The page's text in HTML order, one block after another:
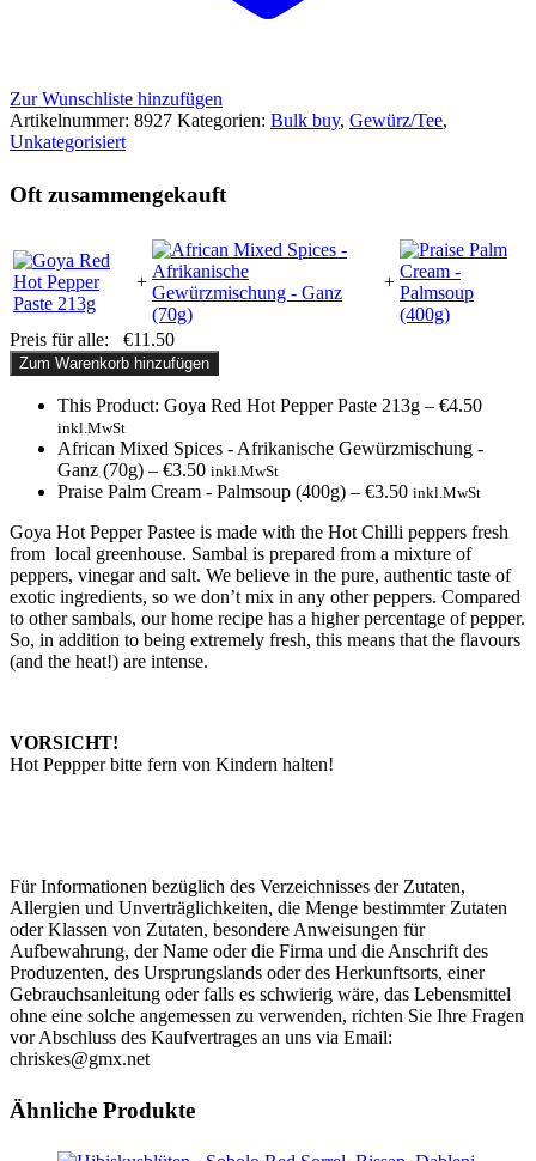
Zur Wunschliste hinzufügen
Artikelnummer: 8927 Kategorien: Bulk buy, Gewürz/Tee,
Unkategorisiert
Oft zusammengekauft
+ +
Preis für alle: €11.50
Zum Warenkorb hinzufügen
This Product: Goya Red Hot Pepper Paste 213g – €4.50
inkl.MwSt
African Mixed Spices - Afrikanische Gewürzmischung -
Ganz (70g) – €3.50 inkl.MwSt
Praise Palm Cream - Palmsoup (400g) – €3.50 inkl.MwSt
Goya Hot Pepper Pastee is made with the Hot Chilli peppers fresh
from local greenhouse. Sambal is prepared from a mixture of
peppers, vinegar and salt. We believe in the pure, authentic taste of
exotic ingredients, so we don’t mix in any other peppers. Compared
to other sambals, our home recipe has a higher percentage of pepper.
So, in addition to being extremely fresh, this means that the flavours
(and the heat!) are intense.
VORSICHT!
Hot Peppper bitte fern von Kindern halten!
Für Informationen bezüglich des Verzeichnisses der Zutaten,
Allergien und Unverträglichkeiten, die Menge bestimmter Zutaten
oder Klassen von Zutaten, besondere Anweisungen für
Aufbewahrung, der Name oder die Firma und die Anschrift des
Produzenten, des Ursprungslands oder des Herkunftsorts, einer
Gebrauchsanleitung oder falls es schwierig wäre, das Lebensmittel
ohne eine solche angemessen zu verwenden, richten Sie Ihre Fragen
vor Abschluss des Kaufvertrages an uns via Email:
chriskes@gmx.net
Ähnliche Produkte